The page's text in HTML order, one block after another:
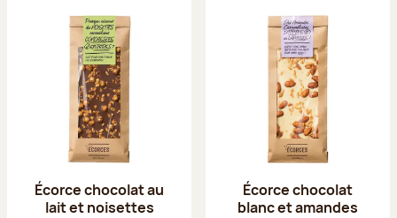
Écorce chocolat au
lait et noisettes
Écorce chocolat
blanc et amandes